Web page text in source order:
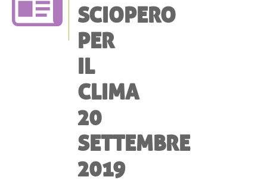
SCIOPERO
PER
IL
CLIMA
20
SETTEMBRE
2019